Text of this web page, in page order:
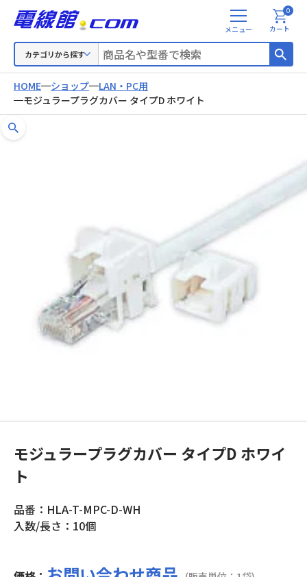
カテゴリから探す
メ
ニ
カート
0
HOME ショップ
LAN・PC用
モジュラープラグカバー タイプD ホワイト
モジュラープラグカバー タイプD ホワイ
ト
品番：HLA-T-MPC-D-WH
入数/長さ：10個